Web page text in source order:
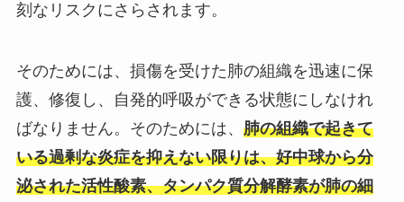
刻なリスクにさらされます。
そのためには、損傷を受けた肺の組織を迅速に保
護、修復し、自発的呼吸ができる状態にしなけれ
ばなりません。そのためには、 肺の組織で起きて
いる過剰な炎症を抑えない限りは、好中球から分
泌された活性酸素、タンパク質分解酵素が肺の細